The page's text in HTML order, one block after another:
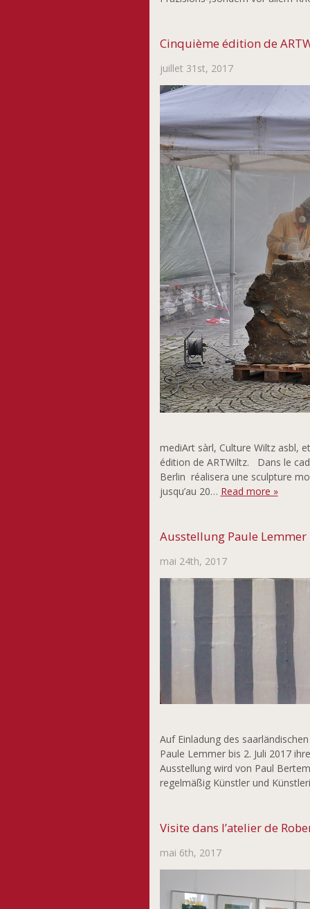
Cinquième édition de
juillet 31st, 2017
mediArt sàrl, Culture Wiltz asbl,
édition de ARTWiltz. Dans le
Berlin réalisera une sculpture
jusqu’au 20… Read more »
Ausstellung Paule
mai 24th, 2017
Auf Einladung des
Paule Lemmer bis 2. Juli 2017
Ausstellung wird von Paul
regelmäßig Künstler und
Visite dans l’atelier de
mai 6th, 2017